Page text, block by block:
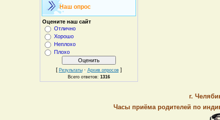
Наш опрос
Оцените наш сайт
Отлично
Хорошо
Неплохо
Плохо
[ Результаты· Архив опросов]
Всего ответов: 1316
г.
Часы приёма родителей по